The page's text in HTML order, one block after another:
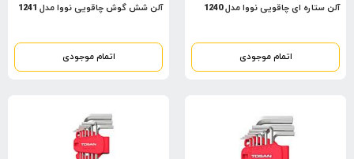
آلن ستاره ای چاقویی نووا مدل 1240
اتمام موجودی
آلن شش گوش چاقویی نووا مدل 1241
اتمام موجودی